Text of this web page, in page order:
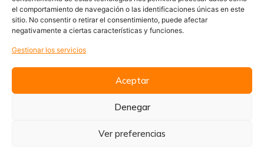
el comportamiento de navegación o las identificaciones únicas en este
sitio. No consentir o retirar el consentimiento, puede afectar
negativamente a ciertas características y funciones.
Gestionar los servicios
Aceptar
Denegar
Ver preferencias
Innovación
Calidad y medio ambiente